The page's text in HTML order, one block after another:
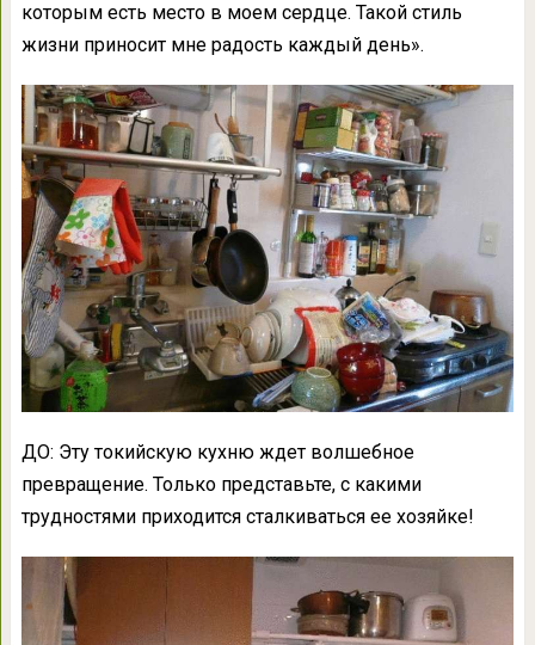
которым есть место в моем сердце. Такой стиль
жизни приносит мне радость каждый день».
ДО: Эту токийскую кухню ждет волшебное
превращение. Только представьте, с какими
трудностями приходится сталкиваться ее хозяйке!